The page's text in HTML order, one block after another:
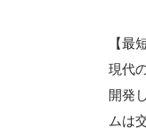
【最
現代
開発
ムは